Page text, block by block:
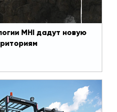
MHI дадут новую
помогают совершать
революцию в торговле